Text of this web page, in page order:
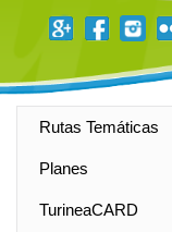
Rutas Temáticas
Planes
TurineaCARD